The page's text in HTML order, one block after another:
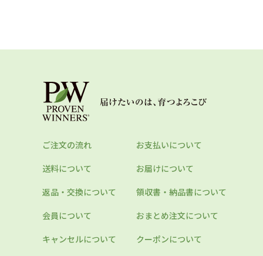
ご注文の流れ
お支払いについて
送料について
お届けについて
返品・交換について
領収書・納品書について
会員について
おまとめ注文について
キャンセルについて
クーポンについて